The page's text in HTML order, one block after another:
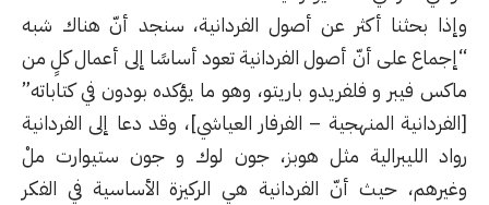
وإذا بحثنا أكثر عن أصول الفردانية، سنجد أنّ هناك شبه
“إجماع على أنّ أصول الفردانية تعود أساسًا إلى أعمال كلٍ من
ماكس فيبر و فلفريدو باريتو، وهو ما يؤكده بودون في كتاباته”
[الفردانية المنهجية – الفرفار العياشي]، وقد دعا إلى الفردانية
رواد الليبرالية مثل هوبز، جون لوك و جون ستيوارت ملْ
وغيرهم، حيث أنّ الفردانية هي الركيزة الأساسية في الفكر